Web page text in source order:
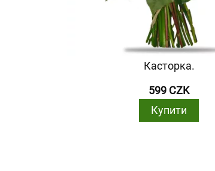
Касторка.
599 CZK
Купити